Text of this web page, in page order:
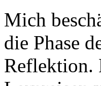
Mich
die Phase
Reflektion.